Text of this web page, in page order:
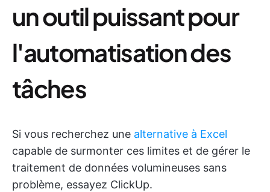
un outil puissant pour
l'automatisation des
tâches
Si vous recherchez une alternative à Excel
capable de surmonter ces limites et de gérer le
traitement de données volumineuses sans
problème, essayez ClickUp.